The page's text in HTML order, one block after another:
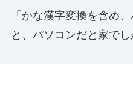
「かな漢字変換を含め
と、パソコンだと家でし